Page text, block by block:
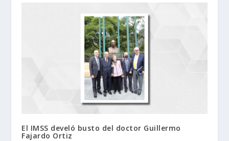
El IMSS develó busto del doctor Guillermo
Fajardo Ortiz